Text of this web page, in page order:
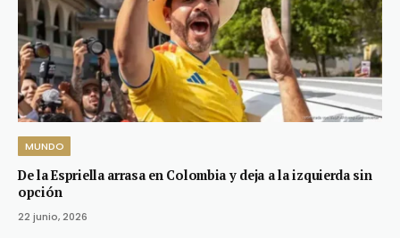
MUNDO
De la Espriella arrasa en Colombia y deja a la izquierda sin
opción
22 junio, 2026